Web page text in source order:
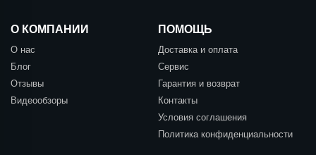
О КОМПАНИИ
О нас
Блог
Отзывы
Видеообзоры
ПОМОЩЬ
Доставка и оплата
Сервис
Гарантия и возврат
Контакты
Условия соглашения
Политика конфиденциальности